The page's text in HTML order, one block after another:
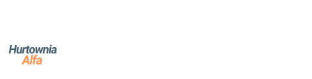
NAZWA
PRODUCENTA:
ALFA